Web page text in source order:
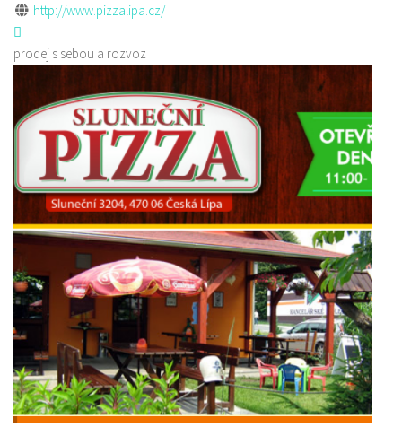
http://www.pizzalipa.cz/
prodej s sebou a rozvoz